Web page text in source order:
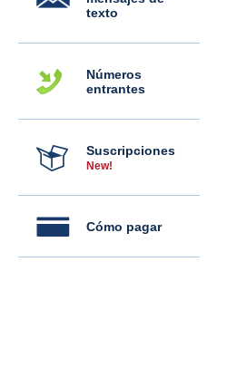
texto
Números
entrantes
Suscripciones
New!
Cómo pagar